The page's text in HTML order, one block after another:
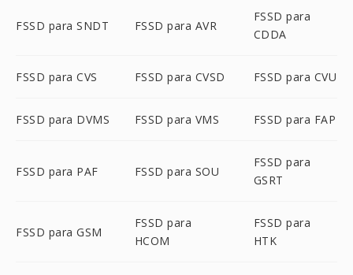
FSSD para SNDT FSSD para AVR
FSSD para
CDDA
FSSD para CVS FSSD para CVSD FSSD para CVU
FSSD para DVMS FSSD para VMS FSSD para FAP
FSSD para PAF FSSD para SOU
FSSD para
GSRT
FSSD para GSM
FSSD para
HCOM
FSSD para
HTK